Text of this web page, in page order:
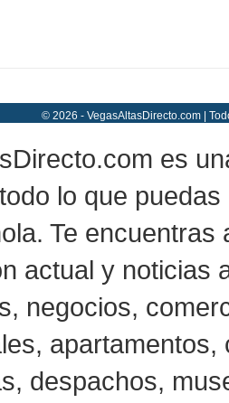
© 2026 - VegasAltasDirecto.com |
es
lo que
Te
actual y noticias
negocios,
despachos,